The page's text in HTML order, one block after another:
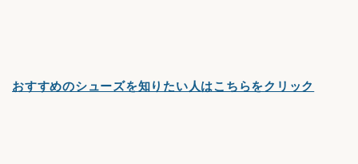
おすすめのシューズを知りたい人はこちらをクリック